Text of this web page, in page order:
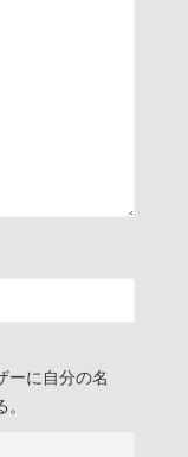
ーに自分の名